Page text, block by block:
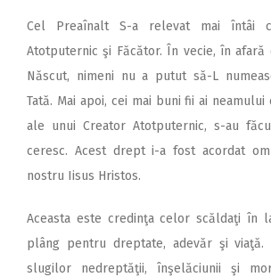
Cel Preaînalt S-a relevat mai întâi
Atotputernic şi Făcător. În vecie, în afară
Născut, nimeni nu a putut să-L
Tată. Mai apoi, cei mai buni fii ai neamului
ale unui Creator Atotputernic, s-au
ceresc. Acest drept i-a fost acordat
nostru Iisus Hristos.
Aceasta este credinţa celor scăldaţi în
plâng pentru dreptate, adevăr şi viaţă.
slugilor nedreptăţii, înşelăciunii şi